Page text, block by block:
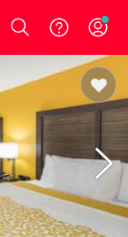
Login